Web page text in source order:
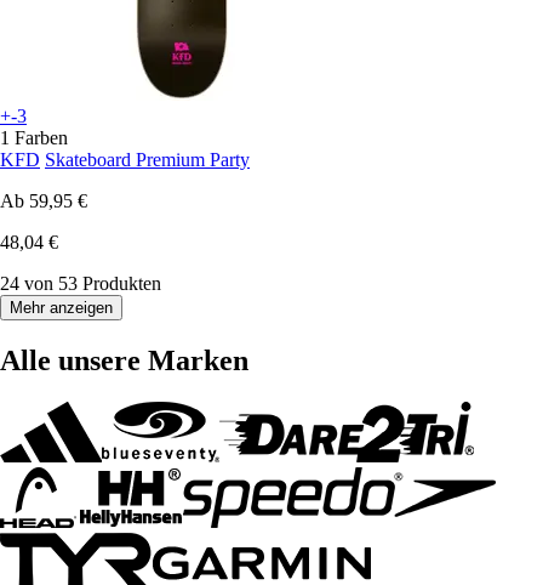
+-3
1 Farben
KFD Skateboard Premium Party
Ab 59,95 €
48,04 €
24 von 53 Produkten
Mehr anzeigen
Alle unsere Marken